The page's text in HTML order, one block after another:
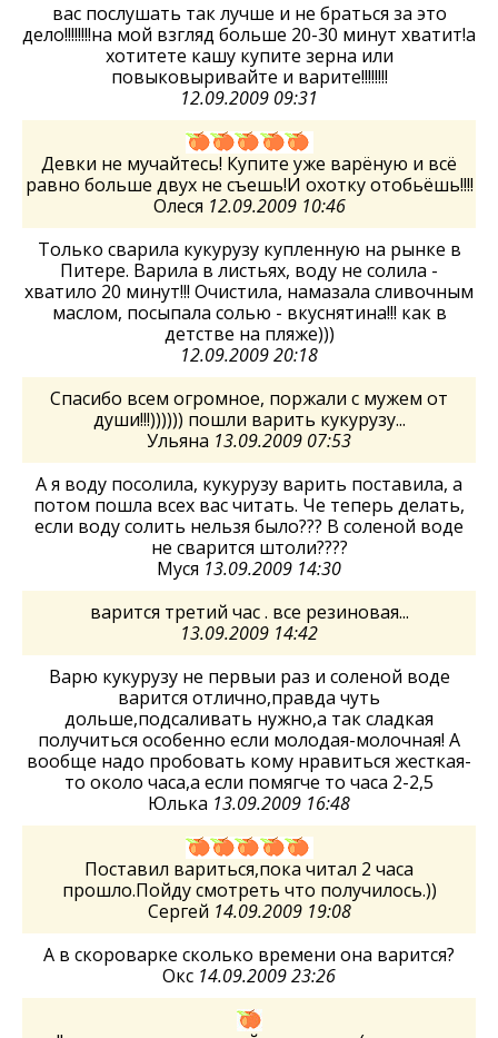
вас послушать так лучше и не браться за это
дело!!!!!!!!на мой взгляд больше 20-30 минут хватит!а
хотитете кашу купите зерна или
повыковыривайте и варите!!!!!!!!
12.09.2009 09:31
Девки не мучайтесь! Купите уже варёную и всё
равно больше двух не съешь!И охотку отобьёшь!!!!
Олеся 12.09.2009 10:46
Только сварила кукурузу купленную на рынке в
Питере. Варила в листьях, воду не солила -
хватило 20 минут!!! Очистила, намазала сливочным
маслом, посыпала солью - вкуснятина!!! как в
детстве на пляже)))
12.09.2009 20:18
Спасибо всем огромное, поржали с мужем от
души!!!)))))) пошли варить кукурузу...
Ульяна 13.09.2009 07:53
А я воду посолила, кукурузу варить поставила, а
потом пошла всех вас читать. Че теперь делать,
если воду солить нельзя было??? В соленой воде
не сварится штоли????
Муся 13.09.2009 14:30
варится третий час . все резиновая...
13.09.2009 14:42
Варю кукурузу не первыи раз и соленой воде
варится отлично,правда чуть
дольше,подсаливать нужно,а так сладкая
получиться особенно если молодая-молочная! А
вообще надо пробовать кому нравиться жесткая-
то около часа,а если помягче то часа 2-2,5
Юлька 13.09.2009 16:48
Поставил вариться,пока читал 2 часа
прошло.Пойду смотреть что получилось.))
Сергей 14.09.2009 19:08
А в скороварке сколько времени она варится?
Окс 14.09.2009 23:26